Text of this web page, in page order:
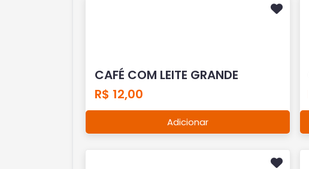
CAFÉ COM LEITE GRANDE
R$ 12,00
Adicionar